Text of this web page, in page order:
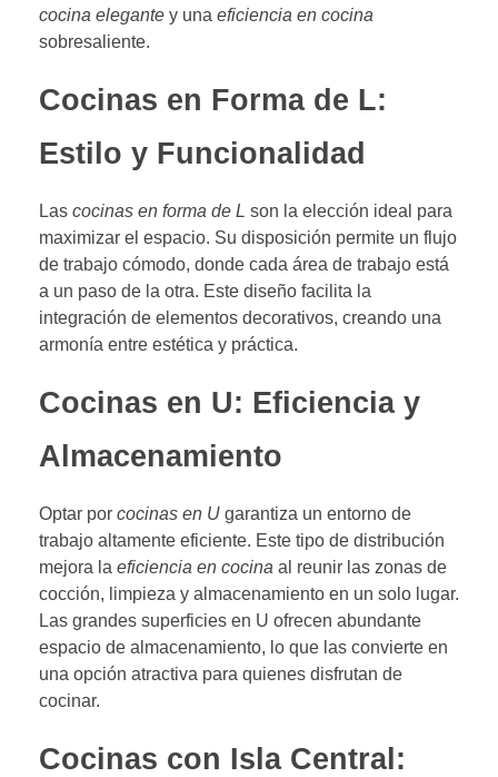
cocina elegante y una eficiencia en cocina
sobresaliente.
Cocinas en Forma de L:
Estilo y Funcionalidad
Las cocinas en forma de L son la elección ideal para
maximizar el espacio. Su disposición permite un flujo
de trabajo cómodo, donde cada área de trabajo está
a un paso de la otra. Este diseño facilita la
integración de elementos decorativos, creando una
armonía entre estética y práctica.
Cocinas en U: Eficiencia y
Almacenamiento
Optar por cocinas en U garantiza un entorno de
trabajo altamente eficiente. Este tipo de distribución
mejora la eficiencia en cocina al reunir las zonas de
cocción, limpieza y almacenamiento en un solo lugar.
Las grandes superficies en U ofrecen abundante
espacio de almacenamiento, lo que las convierte en
una opción atractiva para quienes disfrutan de
cocinar.
Cocinas con Isla Central: